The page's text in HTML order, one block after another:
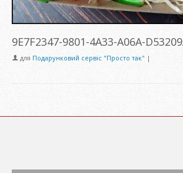
9E7F2347-9801-4A33-A06A-
для Подарунковий сервіс "Просто так" |